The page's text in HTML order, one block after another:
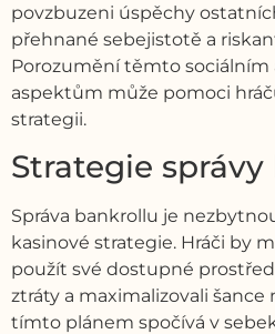
povzbuzeni úspěchy
přehnané sebejistotě a
Porozumění těmto sociálním
aspektům může pomoci
strategii.
Strategie
Správa bankrollu je
kasinové strategie. Hráči by
použít své dostupné
ztráty a maximalizovali šance
tímto plánem spočívá v